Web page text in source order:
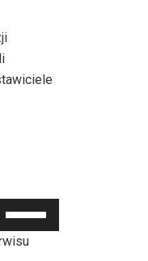
strzałek
do